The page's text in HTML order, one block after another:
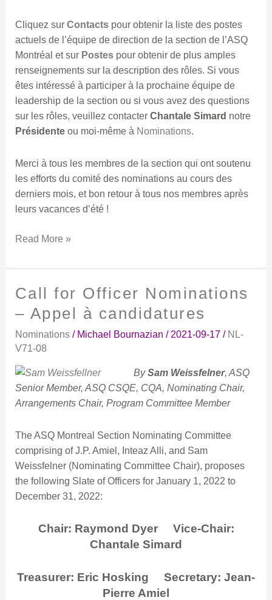
Cliquez sur Contactspour obtenir la liste des postes
actuels de l’équipe de direction de la section de l’ASQ
Montréal et sur Postespour obtenir de plus amples
renseignements sur la description des rôles. Si vous
êtes intéressé à participer à la prochaine équipe de
leadership de la section ou si vous avez des questions
sur les rôles, veuillez contacter Chantale Simard notre
Présidenteou moi-même à Nominations.
Merci à tous les membres de la section qui ont soutenu
les efforts du comité des nominations au cours des
derniers mois, et bon retour à tous nos membres après
leurs vacances d’été !
Read More »
Call for Officer Nominations
– Appel à candidatures
Nominations/ Michael Bournazian / 2021-09-17 / NL-
V71-08
BySam Weissfelner, ASQ
Senior Member, ASQ CSQE, CQA, Nominating Chair,
Arrangements Chair, Program Committee Member
The ASQ Montreal Section Nominating Committee
comprising of J.P. Amiel, Inteaz Alli, and Sam
Weissfelner (Nominating Committee Chair), proposes
the following Slate of Officers for January 1, 2022 to
December 31, 2022:
Chair: Raymond Dyer Vice-Chair:
Chantale Simard
Treasurer: Eric Hosking Secretary: Jean-
Pierre Amiel
Call
Officer
Nominations
–
Appel
à
candidatures